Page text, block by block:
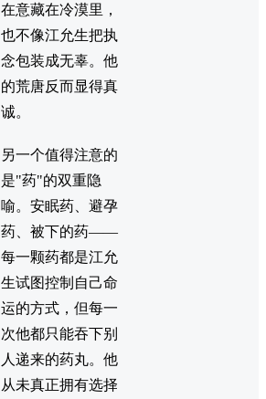
在意藏在冷漠里，
也不像江允生把执
念包装成无辜。他
的荒唐反而显得真
诚。
另一个值得注意的
是"药"的双重隐
喻。安眠药、避孕
药、被下的药——
每一颗药都是江允
生试图控制自己命
运的方式，但每一
次他都只能吞下别
人递来的药丸。他
从未真正拥有选择